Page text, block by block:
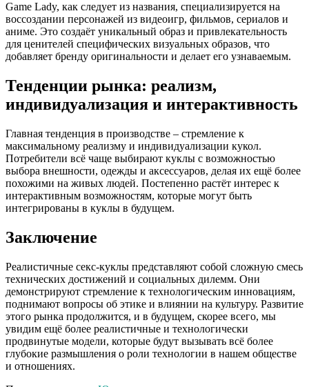
Game Lady, как следует из названия, специализируется на
воссоздании персонажей из видеоигр, фильмов, сериалов и
аниме. Это создаёт уникальный образ и привлекательность
для ценителей специфических визуальных образов, что
добавляет бренду оригинальности и делает его узнаваемым.
Тенденции рынка: реализм,
индивидуализация и интерактивность
Главная тенденция в производстве – стремление к
максимальному реализму и индивидуализации кукол.
Потребители всё чаще выбирают куклы с возможностью
выбора внешности, одежды и аксессуаров, делая их ещё более
похожими на живых людей. Постепенно растёт интерес к
интерактивным возможностям, которые могут быть
интегрированы в куклы в будущем.
Заключение
Реалистичные секс-куклы представляют собой сложную смесь
технических достижений и социальных дилемм. Они
демонстрируют стремление к технологическим инновациям,
поднимают вопросы об этике и влиянии на культуру. Развитие
этого рынка продолжится, и в будущем, скорее всего, мы
увидим ещё более реалистичные и технологически
продвинутые модели, которые будут вызывать всё более
глубокие размышления о роли технологии в нашем обществе
и отношениях.